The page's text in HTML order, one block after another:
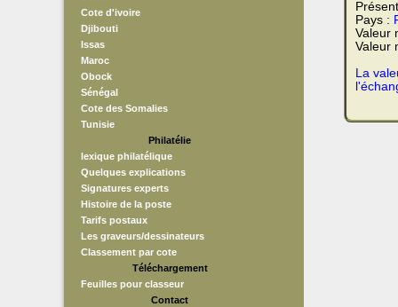
Cote d'ivoire
Djibouti
Issas
Maroc
Obock
Sénégal
Cote des Somalies
Tunisie
Philatélie
lexique philatélique
Quelques explications
Signatures experts
Histoire de la poste
Tarifs postaux
Les graveurs/dessinateurs
Classement par cote
Téléchargement
Feuilles pour classeur
Contact
Pays :
Valeur
Valeur
La